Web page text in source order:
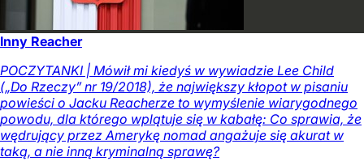
Inny Reacher
POCZYTANKI | Mówił mi kiedyś w wywiadzie Lee Child
(„Do Rzeczy” nr 19/2018), że największy kłopot w pisaniu
powieści o Jacku Reacherze to wymyślenie wiarygodnego
powodu, dla którego wplątuje się w kabałę: Co sprawia, że
wędrujący przez Amerykę nomad angażuje się akurat w
taką, a nie inną kryminalną sprawę?